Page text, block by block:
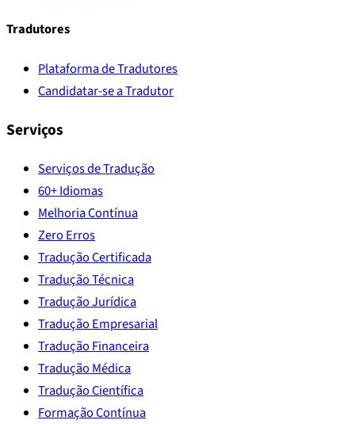
Tradutores
Plataforma de Tradutores
Candidatar-se a Tradutor
Serviços
Serviços de Tradução
60+ Idiomas
Melhoria Contínua
Zero Erros
Tradução Certificada
Tradução Técnica
Tradução Jurídica
Tradução Empresarial
Tradução Financeira
Tradução Médica
Tradução Científica
Formação Contínua